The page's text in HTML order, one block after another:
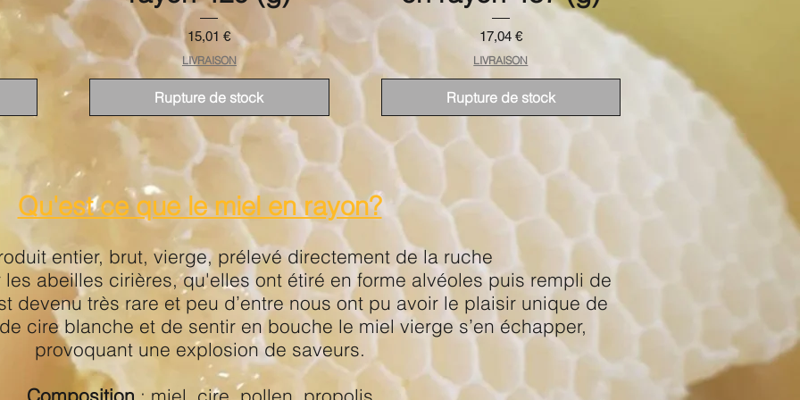
Prix
15,01 €
LIVRAISON
Rupture de stock
Prix
17,04 €
LIVRAISON
Rupture de stock
Qu'est ce que le miel en rayon?
entier, brut, vierge, prélevédirectement de la ruche
abeilles cirières, qu'elles ont étiré en forme alvéoles puis rempli de
devenu très rare et peu d’entre nous ont pu avoir le plaisir unique de
cire blanche et de sentir en bouche le miel vierge s’en échapper,
provoquant une explosion de saveurs.